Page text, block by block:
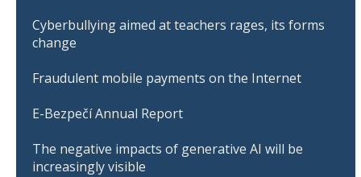
Cyberbullying aimed at teachers rages, its forms
change
Fraudulent mobile payments on the Internet
E-Bezpečí Annual Report
The negative impacts of generative AI will be
increasingly visible